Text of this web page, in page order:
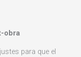
obra
para que el